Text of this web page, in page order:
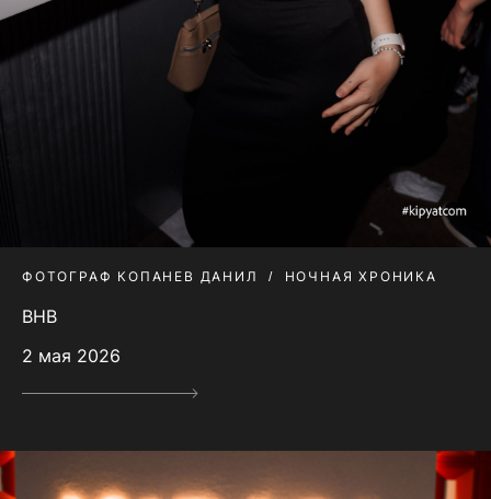
ФОТОГРАФ КОПАНЕВ ДАНИЛ НОЧНАЯ ХРОНИКА
BHB
2 мая 2026